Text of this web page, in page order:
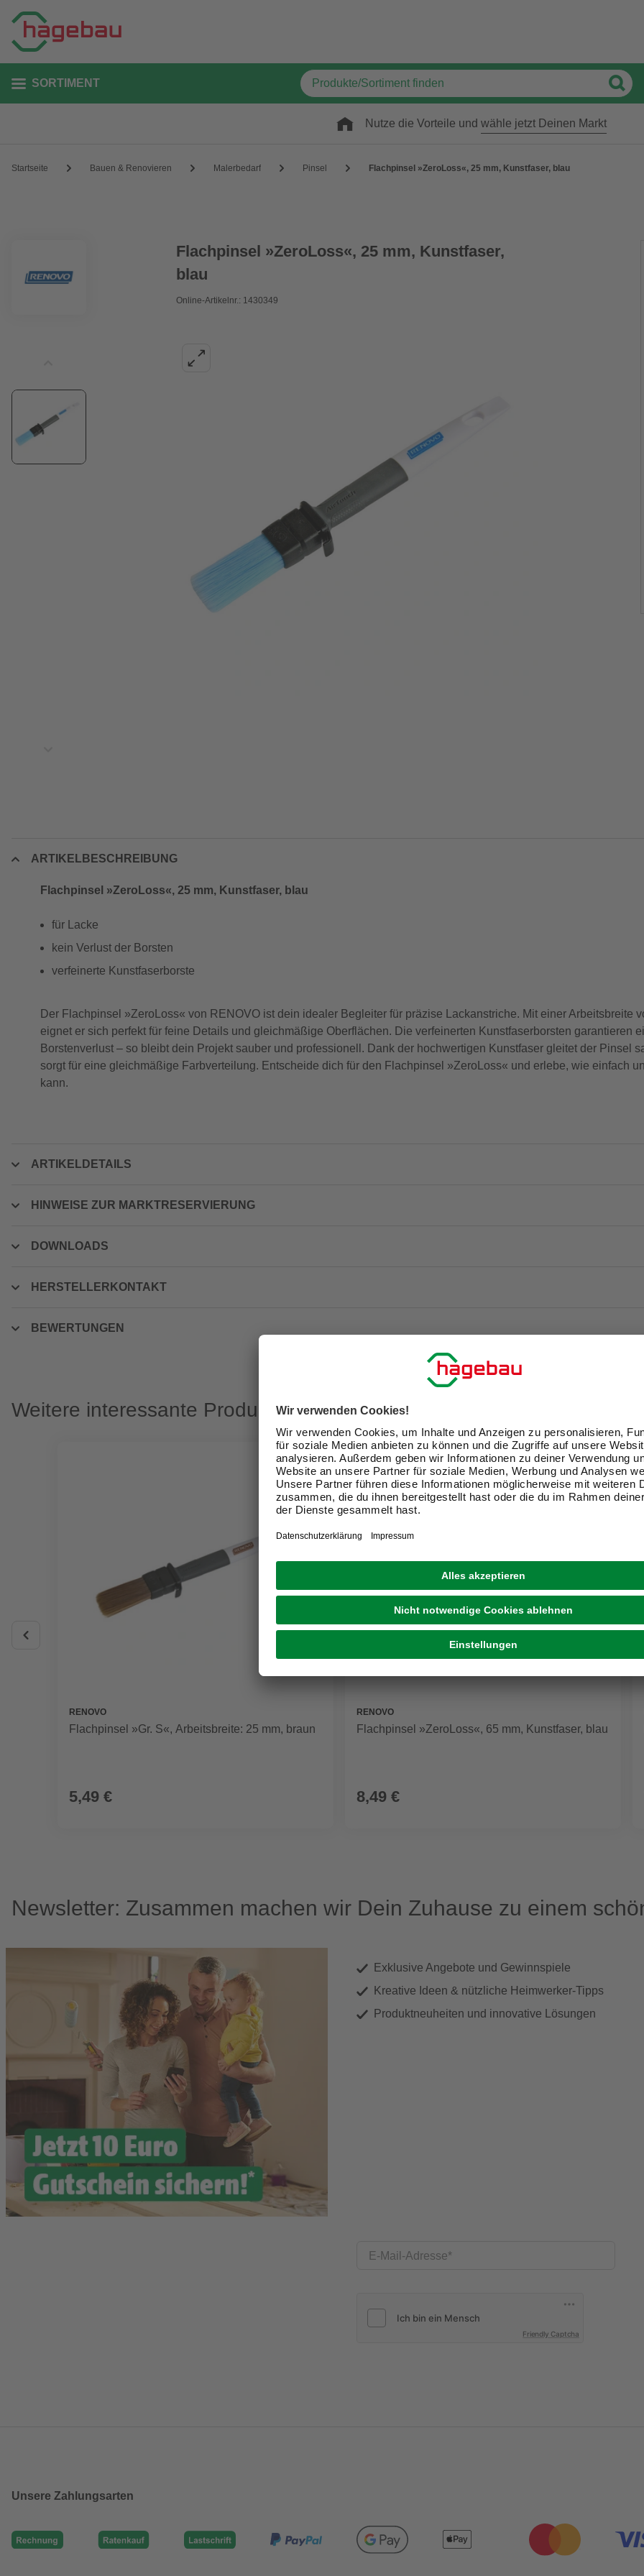
SORTIMENT
Nutze die Vorteile und wähle jetzt Deinen Markt
Startseite Bauen & Renovieren Malerbedarf Pinsel Flachpinsel »ZeroLoss«, 25 mm, Kunstfaser, blau
Flachpinsel »ZeroLoss«, 25 mm, Kunstfaser,
blau
Online-Artikelnr.: 1430349
ARTIKELBESCHREIBUNG
Flachpinsel »ZeroLoss«, 25 mm, Kunstfaser, blau
für Lacke
kein Verlust der Borsten
verfeinerte Kunstfaserborste
Der Flachpinsel »ZeroLoss« von RENOVO ist dein idealer Begleiter für präzise Lackanstriche. Mit einer Arbeitsbreite
eignet er sich perfekt für feine Details und gleichmäßige Oberflächen. Die verfeinerten Kunstfaserborsten garantieren
Borstenverlust – so bleibt dein Projekt sauber und professionell. Dank der hochwertigen Kunstfaser gleitet der Pinsel
sorgt für eine gleichmäßige Farbverteilung. Entscheide dich für den Flachpinsel »ZeroLoss« und erlebe, wie einfach
kann.
ARTIKELDETAILS
HINWEISE ZUR MARKTRESERVIERUNG
DOWNLOADS
HERSTELLERKONTAKT
BEWERTUNGEN
Weitere interessante Produkte
RENOVO
Flachpinsel »Gr. S«, Arbeitsbreite: 25 mm, braun
5,49 €
RENOVO
Flachpinsel »ZeroLoss«, 65 mm, Kunstfaser, blau
8,49 €
Newsletter: Zusammen machen wir Dein Zuhause zu einem
Exklusive Angebote und Gewinnspiele
Kreative Ideen & nützliche Heimwerker-Tipps
Produktneuheiten und innovative Lösungen
E-Mail-Adresse
Friendly Captcha
Unsere Zahlungsarten